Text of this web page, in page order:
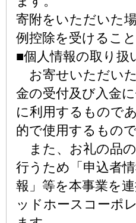
寄附をいただいた
例控除を受けるこ
■個人情報の取り扱
お寄せいただい
金の受付及び入金
に利用するもので
的で使用するもの
また、お礼の品
行うため「申込者
報」等を本事業を
ッドホースコーポ